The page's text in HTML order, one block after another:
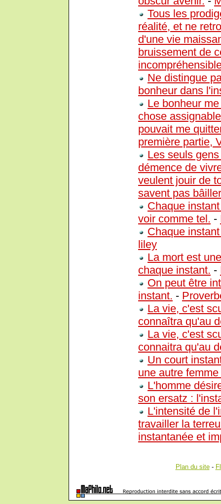
Tous les
réalité, et ne
d'une vie
bruissement de
Ne distingue
bonheur dans
Le bonheur
chose
pouvait me
première partie,
Les seuls
démence de
veulent jouir de
savent pas
Chaque
voir comme tel. -
Chaque
liley
La mort est
chaque instant. -
On peut être
instant. -
La vie, c'est
connaîtra qu'au
La vie, c'est
connaitra qu'au
Un court
une autre
L'homme
son ersatz :
L'intensité de
travailler la
instantanée et
Plan du site-